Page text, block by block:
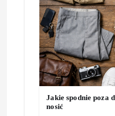
Jakie spodnie poza
nosić